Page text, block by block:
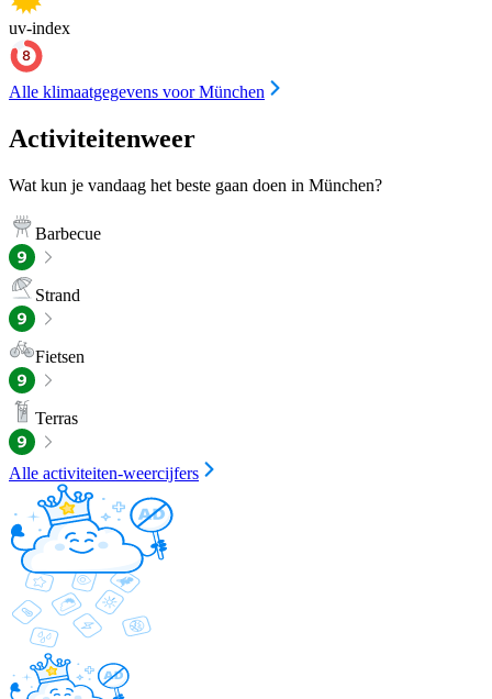
uv-index
Alle klimaatgegevens voor München
Activiteitenweer
Wat kun je vandaag het beste gaan doen in München?
Barbecue
Strand
Fietsen
Terras
Alle activiteiten-weercijfers